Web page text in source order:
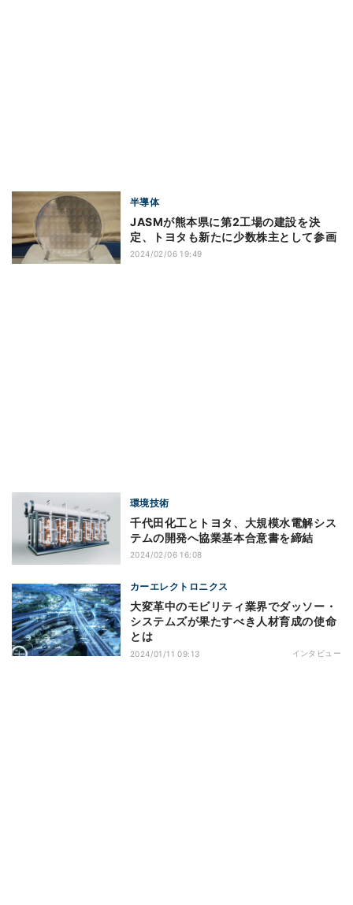
半導体
JASMが熊本県に第2工場の建設を決
定、トヨタも新たに少数株主として参画
2024/02/06 19:49
環境技術
千代田化工とトヨタ、大規模水電解シス
テムの開発へ協業基本合意書を締結
2024/02/06 16:08
カーエレクトロニクス
大変革中のモビリティ業界でダッソー・
システムズが果たすべき人材育成の使命
とは
2024/01/11 09:13 インタビュー